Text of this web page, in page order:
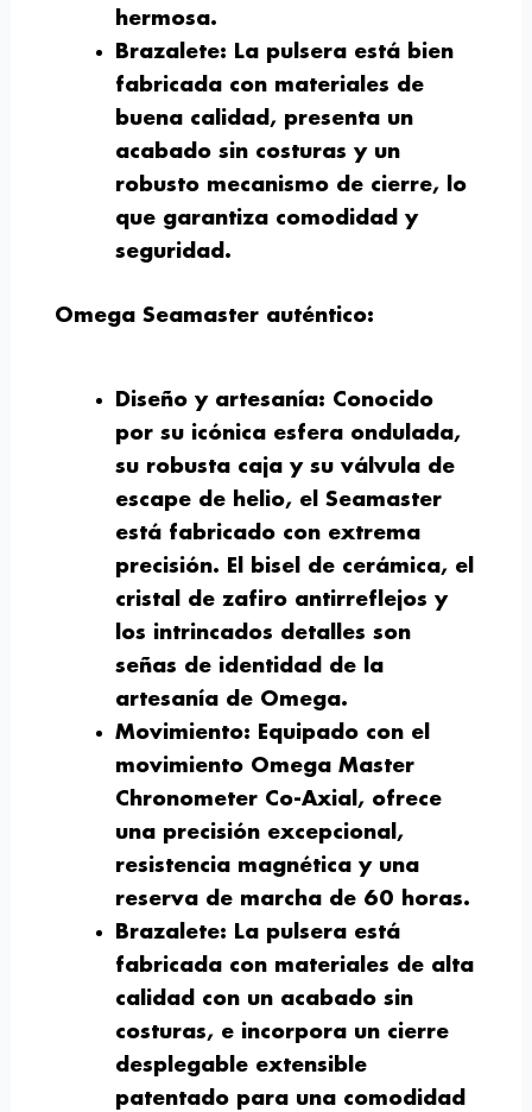
hermosa.
Brazalete: La pulsera está bien
fabricada con materiales de
buena calidad, presenta un
acabado sin costuras y un
robusto mecanismo de cierre, lo
que garantiza comodidad y
seguridad.
Omega Seamaster auténtico:
Diseño y artesanía: Conocido
por su icónica esfera ondulada,
su robusta caja y su válvula de
escape de helio, el Seamaster
está fabricado con extrema
precisión. El bisel de cerámica, el
cristal de zafiro antirreflejos y
los intrincados detalles son
señas de identidad de la
artesanía de Omega.
Movimiento: Equipado con el
movimiento Omega Master
Chronometer Co-Axial, ofrece
una precisión excepcional,
resistencia magnética y una
reserva de marcha de 60 horas.
Brazalete: La pulsera está
fabricada con materiales de alta
calidad con un acabado sin
costuras, e incorpora un cierre
desplegable extensible
patentado para una comodidad